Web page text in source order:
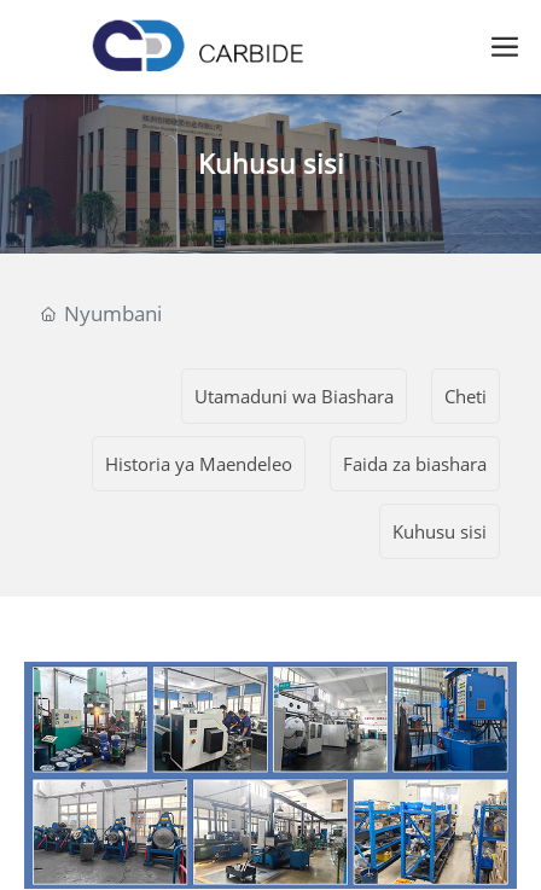
Kuhusu sisi
Nyumbani
Cheti
Utamaduni wa Biashara
Faida za biashara
Historia ya Maendeleo
Kuhusu sisi